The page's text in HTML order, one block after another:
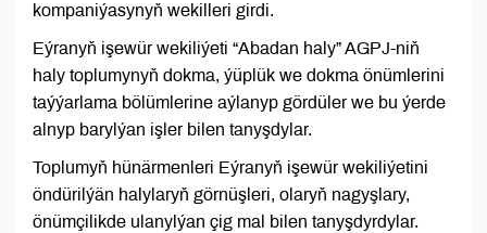
kompaniýasynyň wekilleri girdi.
Eýranyň işewür wekiliýeti “Abadan haly” AGPJ-niň
haly toplumynyň dokma, ýüplük we dokma önümlerini
taýýarlama bölümlerine aýlanyp gördüler we bu ýerde
alnyp barylýan işler bilen tanyşdylar.
Toplumyň hünärmenleri Eýranyň işewür wekiliýetini
öndürilýän halylaryň görnüşleri, olaryň nagyşlary,
önümçilikde ulanylýan çig mal bilen tanyşdyrdylar.